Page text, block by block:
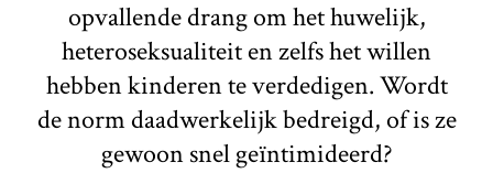
opvallende drang om het huwelijk,
heteroseksualiteit en zelfs het willen
hebben kinderen te verdedigen. Wordt
de norm daadwerkelijk bedreigd, of is ze
gewoon snel geïntimideerd?